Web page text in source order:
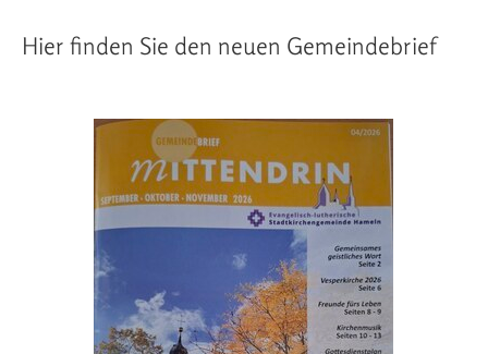
Hier finden Sie den neuen Gemeindebrief